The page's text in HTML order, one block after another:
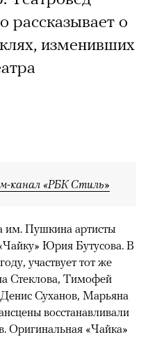
рассказывает о
изменивших
канал «РБК Стиль»
им. Пушкина артисты
Юрия Бутусова. В
участвует тот же
Стеклова, Тимофей
Суханов, Марьяна
восстанавливали
Оригинальная «Чайка»